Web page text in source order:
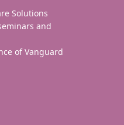
Solutions
and
of Vanguard